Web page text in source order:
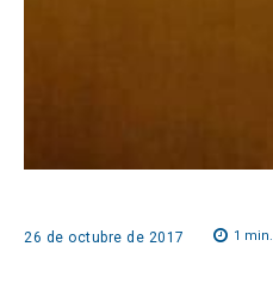
26 de octubre de 2017 1 min.